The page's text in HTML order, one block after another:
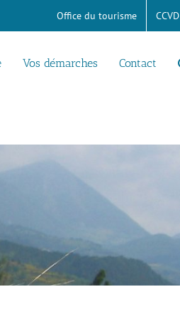
Office du tourisme CCVD
Vos démarches Contact